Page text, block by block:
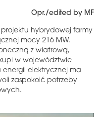
Opr./edited by MF
hybrydowej farmy
mocy 216 MW.
z wiatrową,
w województwie
elektrycznej ma
zaspokoić potrzeby